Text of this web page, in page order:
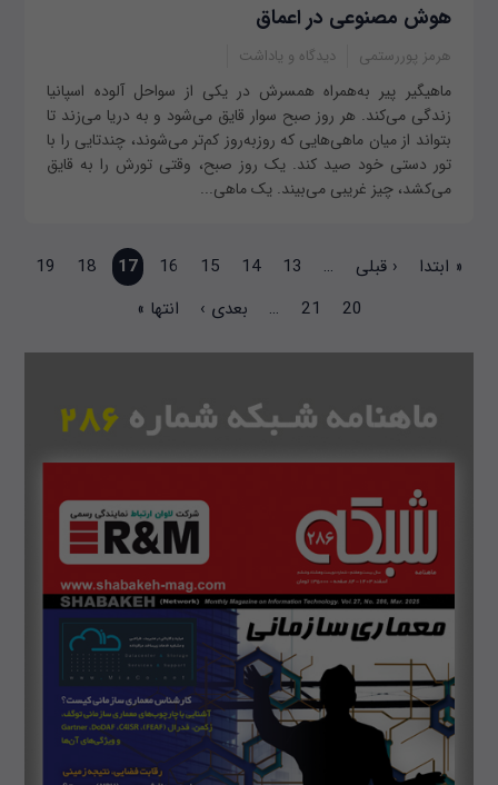
هوش مصنوعی در اعماق
هرمز پوررستمی دیدگاه و یاداشت
ماهیگیر پیر به‌همراه همسرش در یکی از سواحل آلوده اسپانیا
زندگی می‌کند. هر روز صبح سوار قایق می‌شود و به دریا می‌زند تا
بتواند از میان ماهی‌هایی که روزبه‌روز کم‌تر می‌شوند، چندتایی را با
تور دستی خود صید کند. یک روز صبح، وقتی تورش را به قایق
می‌کشد، چیز غریبی می‌بیند. یک ماهی...
صفحه‌ها
« ابتدا ‹ قبلی …
13
14
15
16
17
18
19
20
21
… بعدی › انتها »